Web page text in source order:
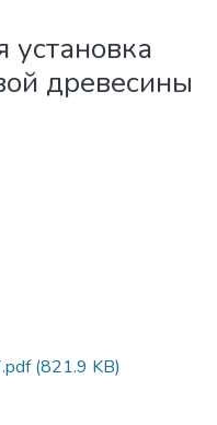
установка
древесины
(821.9 KB)